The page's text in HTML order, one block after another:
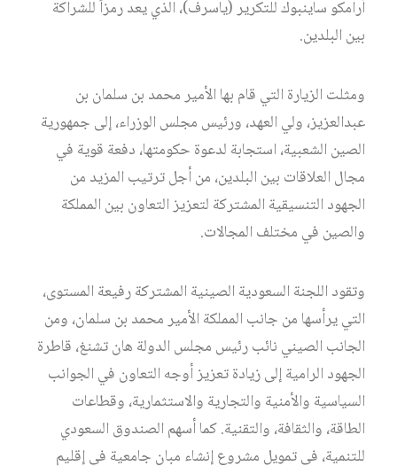
أرامكو ساينبوك للتكرير (ياسرف)، الذي يعد رمزاً للشراكة
بين البلدين.
ومثلت الزيارة التي قام بها الأمير محمد بن سلمان بن
عبدالعزيز، ولي العهد، ورئيس مجلس الوزراء، إلى جمهورية
الصين الشعبية، استجابة لدعوة حكومتها، دفعة قوية في
مجال العلاقات بين البلدين، من أجل ترتيب المزيد من
الجهود التنسيقية المشتركة لتعزيز التعاون بين المملكة
والصين في مختلف المجالات.
وتقود اللجنة السعودية الصينية المشتركة رفيعة المستوى،
التي يرأسها من جانب المملكة الأمير محمد بن سلمان، ومن
الجانب الصيني نائب رئيس مجلس الدولة هان تشنغ، قاطرة
الجهود الرامية إلى زيادة تعزيز أوجه التعاون في الجوانب
السياسية والأمنية والتجارية والاستثمارية، وقطاعات
الطاقة، والثقافة، والتقنية. كما أسهم الصندوق السعودي
للتنمية، في تمويل مشروع إنشاء مبان جامعية في إقليم